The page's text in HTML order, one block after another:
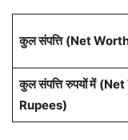
कुल संपत्ति (Net
कुल संपत्ति रुपयों में (Net
Rupees)